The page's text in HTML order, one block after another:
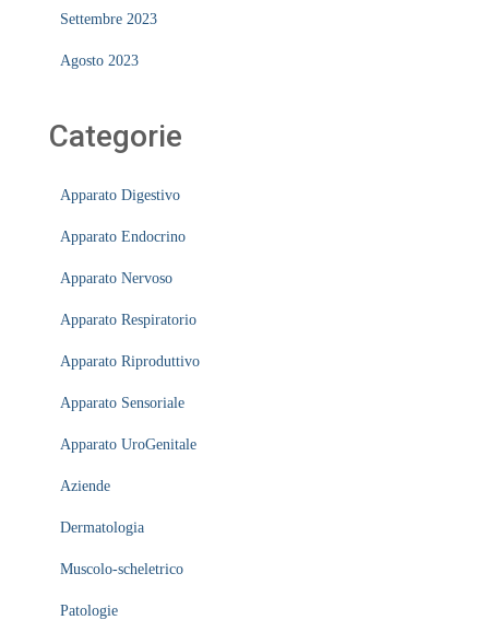
Settembre 2023
Agosto 2023
Categorie
Apparato Digestivo
Apparato Endocrino
Apparato Nervoso
Apparato Respiratorio
Apparato Riproduttivo
Apparato Sensoriale
Apparato UroGenitale
Aziende
Dermatologia
Muscolo-scheletrico
Patologie